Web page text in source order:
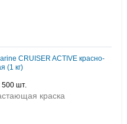
CRUISER ACTIVE красно-
(1 кг)
500 шт.
краска